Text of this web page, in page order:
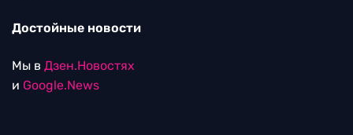
Достойные новости
Мы в Дзен.Новостях
и Google.News